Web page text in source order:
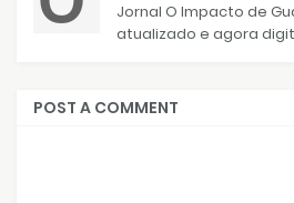
Jornal O Impacto de
atualizado e agora
POST A COMMENT